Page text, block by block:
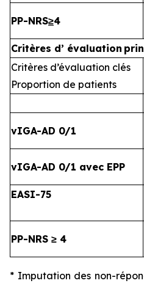
PP-NRS≥4
Critères d’ évaluation
Critères d’évaluation clés
Proportion de patients
vIGA-AD 0/1
vIGA-AD 0/1 avec EPP
EASI-75
PP-NRS ≥ 4
* Imputation des non-